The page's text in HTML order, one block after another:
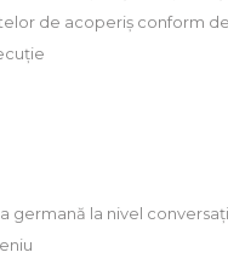
de acoperiș conform
germană la nivel